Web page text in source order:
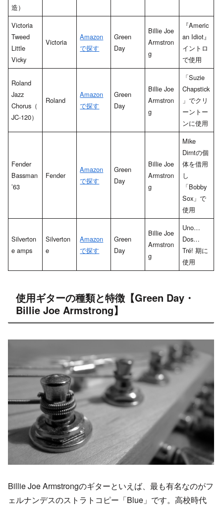
造）
Victoria
Tweed
Little
Vicky
Victoria
Amazon
で探す
Green
Day
Billie Joe
Armstron
g
『Americ
an Idiot』
イントロ
で使用
Roland
Jazz
Chorus（
JC-120）
Roland
Amazon
で探す
Green
Day
Billie Joe
Armstron
g
「Suzie
Chapstick
」でクリ
ーントー
ンに使用
Fender
Bassman
’63
Fender
Amazon
で探す
Green
Day
Billie Joe
Armstron
g
Mike
Dirntの個
体を借用
し
「Bobby
Sox」で
使用
Silverton
e amps
Silverton
e
Amazon
で探す
Green
Day
Billie Joe
Armstron
g
Uno…
Dos…
Tré! 期に
使用
使用ギターの種類と特徴【Green Day・
Billie Joe Armstrong】
Billie Joe Armstrongのギターといえば、最も有名なのがフ
ェルナンデスのストラトコピー「Blue」です。高校時代